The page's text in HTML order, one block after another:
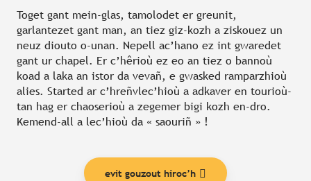
Toget gant mein-glas, tamolodet er greunit,
garlantezet gant man, an tiez giz-kozh a ziskouez un
neuz diouto o-unan. Nepell ac’hano ez int gwaredet
gant ur chapel. Er c’hêrioù ez eo an tiez o bannoù
koad a laka an istor da vevañ, e gwasked ramparzhioù
alies. Started ar c’hreñvlec’hioù a adkaver en tourioù-
tan hag er chaoserioù a zegemer bigi kozh en-dro.
Kemend-all a lec’hioù da « saouriñ » !
evit gouzout hiroc’h